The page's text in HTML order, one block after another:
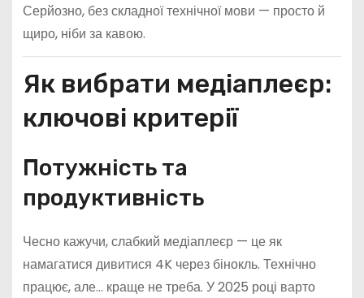
Серйозно, без складної технічної мови — просто й
щиро, ніби за кавою.
Як вибрати медіаплеєр:
ключові критерії
Потужність та
продуктивність
Чесно кажучи, слабкий медіаплеєр — це як
намагатися дивитися 4K через бінокль. Технічно
працює, але… краще не треба. У 2025 році варто